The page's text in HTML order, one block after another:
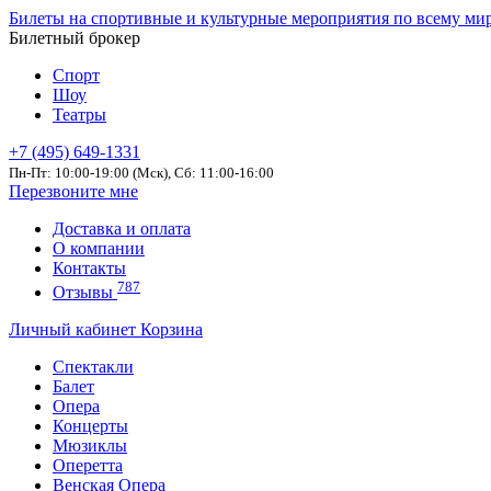
Билеты на спортивные и культурные мероприятия по всему
Билетный брокер
Спорт
Шоу
Театры
+7 (495) 649-1331
Пн-Пт: 10:00-19:00 (Мск), Сб: 11:00-16:00
Перезвоните мне
Доставка и оплата
О компании
Контакты
Отзывы 787
Личный кабинет Корзина
Спектакли
Балет
Опера
Концерты
Мюзиклы
Оперетта
Венская Опера